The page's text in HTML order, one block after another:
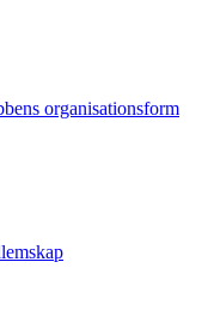
organisationsform